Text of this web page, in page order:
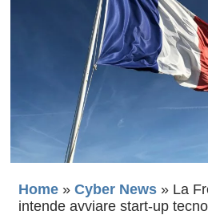
Home » Cyber News » La
intende avviare start-up